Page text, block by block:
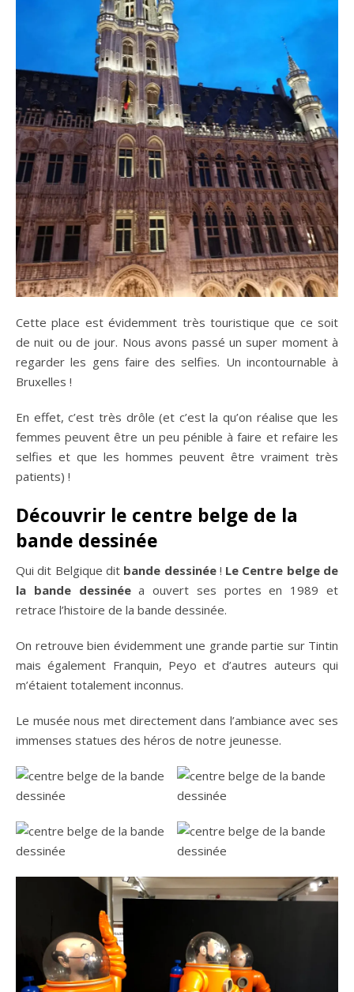
Cette place est évidemment très touristique que ce soit
de nuit ou de jour. Nous avons passé un super moment à
regarder les gens faire des selfies. Un incontournable à
Bruxelles !
En effet, c’est très drôle (et c’est la qu’on réalise que les
femmes peuvent être un peu pénible à faire et refaire les
selfies et que les hommes peuvent être vraiment très
patients) !
Découvrir le centre belge de la
bande dessinée
Qui dit Belgique dit bande dessinée! Le Centre belge de
la bande dessinéea ouvert ses portes en 1989 et
retrace l’histoire de la bande dessinée.
On retrouve bien évidemment une grande partie sur Tintin
mais également Franquin, Peyo et d’autres auteurs qui
m’étaient totalement inconnus.
Le musée nous met directement dans l’ambiance avec ses
immenses statues des héros de notre jeunesse.